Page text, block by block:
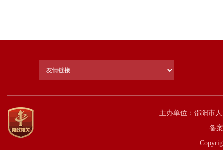
主办单位：邵阳市
备